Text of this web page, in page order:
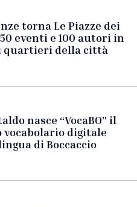
torna Le Piazze dei
eventi e 100 autori in
della città
nasce “VocaBO” il
vocabolario digitale
di Boccaccio